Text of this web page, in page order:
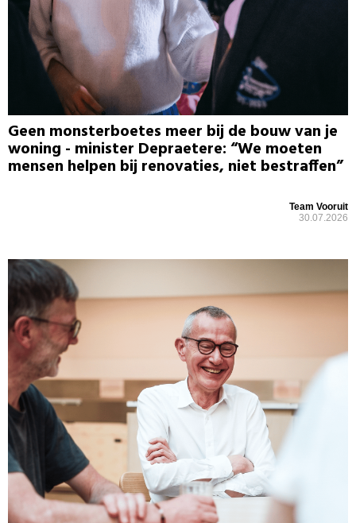
Geen monsterboetes meer bij de bouw van je
woning - minister Depraetere: “We moeten
mensen helpen bij renovaties, niet bestraffen”
Team Vooruit
30.07.2026